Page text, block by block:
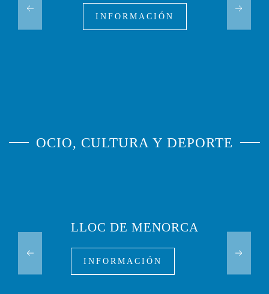
INFORMACIÓN
OCIO, CULTURA Y DEPORTE
LLOC DE MENORCA
INFORMACIÓN